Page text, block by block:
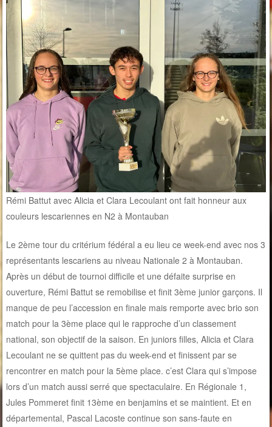
Rémi Battut avec Alicia et Clara Lecoulant ont fait honneur aux
couleurs lescariennes en N2 à Montauban
Le 2ème tour du critérium fédéral a eu lieu ce week-end avec nos 3
représentants lescariens au niveau Nationale 2 à Montauban.
Après un début de tournoi difficile et une défaite surprise en
ouverture, Rémi Battut se remobilise et finit 3ème junior garçons. Il
manque de peu l’accession en finale mais remporte avec brio son
match pour la 3ème place qui le rapproche d’un classement
national, son objectif de la saison. En juniors filles, Alicia et Clara
Lecoulant ne se quittent pas du week-end et finissent par se
rencontrer en match pour la 5ème place. c’est Clara qui s’impose
lors d’un match aussi serré que spectaculaire. En Régionale 1,
Jules Pommeret finit 13ème en benjamins et se maintient. Et en
départemental, Pascal Lacoste continue son sans-faute en